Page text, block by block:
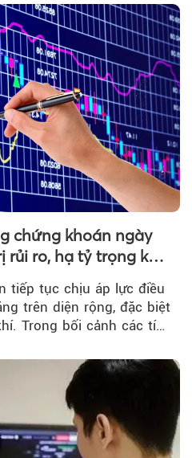
chứng khoán ngày
rủi ro, hạ tỷ trọng khi
tiếp tục chịu áp lực điều
trên diện rộng, đặc biệt
Trong bối cảnh các tín